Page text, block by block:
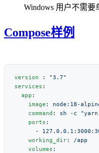
Windows 用户不需要
Compose样例
version :
services
  app
    image
:
    command
:
    ports
      -
    working_dir
:
    volumes